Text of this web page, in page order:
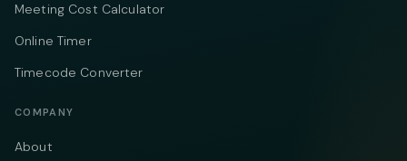
Meeting Cost Calculator
Online Timer
Timecode Converter
COMPANY
About